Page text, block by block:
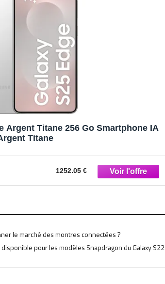
Argent Titane 256 Go Smartphone IA
Titane
1252.05 €
le marché des montres connectées ?
pour les modèles Snapdragon du Galaxy S22